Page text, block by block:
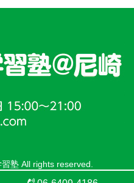
塾 All rights reserved.